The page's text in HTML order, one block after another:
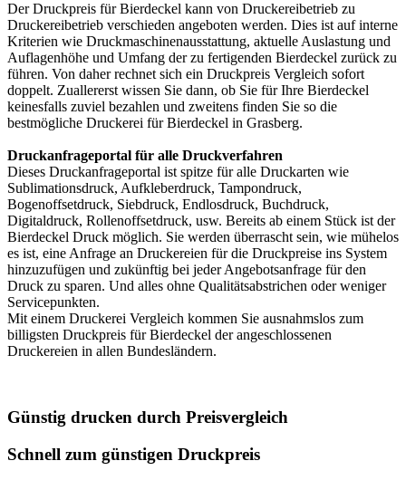
Der Druckpreis für Bierdeckel kann von Druckereibetrieb zu
Druckereibetrieb verschieden angeboten werden. Dies ist auf interne
Kriterien wie Druckmaschinenausstattung, aktuelle Auslastung und
Auflagenhöhe und Umfang der zu fertigenden Bierdeckel zurück zu
führen. Von daher rechnet sich ein Druckpreis Vergleich sofort
doppelt. Zuallererst wissen Sie dann, ob Sie für Ihre Bierdeckel
keinesfalls zuviel bezahlen und zweitens finden Sie so die
bestmögliche Druckerei für Bierdeckel in Grasberg.
Druckanfrageportal für alle Druckverfahren
Dieses Druckanfrageportal ist spitze für alle Druckarten wie
Sublimationsdruck, Aufkleberdruck, Tampondruck,
Bogenoffsetdruck, Siebdruck, Endlosdruck, Buchdruck,
Digitaldruck, Rollenoffsetdruck, usw. Bereits ab einem Stück ist der
Bierdeckel Druck möglich. Sie werden überrascht sein, wie mühelos
es ist, eine Anfrage an Druckereien für die Druckpreise ins System
hinzuzufügen und zukünftig bei jeder Angebotsanfrage für den
Druck zu sparen. Und alles ohne Qualitätsabstrichen oder weniger
Servicepunkten.
Mit einem Druckerei Vergleich kommen Sie ausnahmslos zum
billigsten Druckpreis für Bierdeckel der angeschlossenen
Druckereien in allen Bundesländern.
Günstig drucken durch Preisvergleich
Schnell zum günstigen Druckpreis